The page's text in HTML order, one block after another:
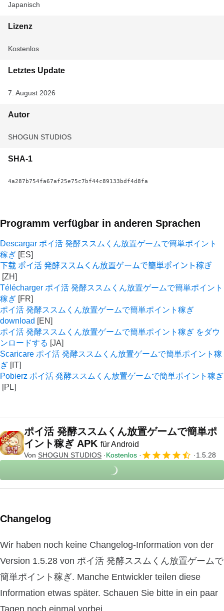
Japanisch
Lizenz
Kostenlos
Letztes Update
7. August 2026
Autor
SHOGUN STUDIOS
SHA-1
4a287b754fa67af25e75c7bf44c89133bdf4d8fa
Programm verfügbar in anderen Sprachen
Descargar ポイ活 発酵ススムくん放置ゲームで簡単ポイント
稼ぎ
下载 ポイ活 発酵ススムくん放置ゲームで簡単ポイント稼ぎ
Télécharger ポイ活 発酵ススムくん放置ゲームで簡単ポイント
稼ぎ
ポイ活 発酵ススムくん放置ゲームで簡単ポイント稼ぎ
download
ポイ活 発酵ススムくん放置ゲームで簡単ポイント稼ぎ をダウ
ンロードする
Scaricare ポイ活 発酵ススムくん放置ゲームで簡単ポイント稼
ぎ
Pobierz ポイ活 発酵ススムくん放置ゲームで簡単ポイント稼ぎ
ポイ活 発酵ススムくん放置ゲームで簡単ポ
イント稼ぎ APK für Android
Von SHOGUN STUDIOS Kostenlos 1.5.28
Changelog
Wir haben noch keine Changelog-Information von der
Version 1.5.28 von ポイ活 発酵ススムくん放置ゲームで
簡単ポイント稼ぎ. Manche Entwickler teilen diese
Information etwas später. Schauen Sie bitte in ein paar
Tagen noch einmal vorbei.